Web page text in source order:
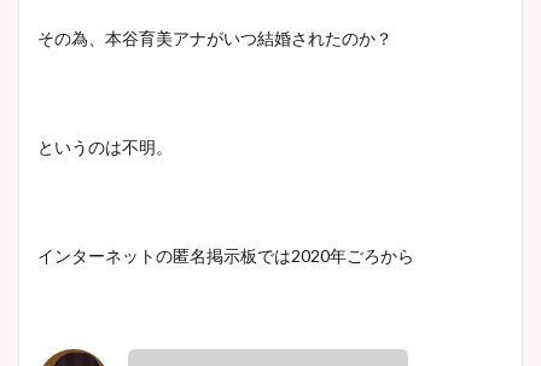
その為、本谷育美アナがいつ結婚されたのか？
というのは不明。
インターネットの匿名掲示板では2020年ごろから